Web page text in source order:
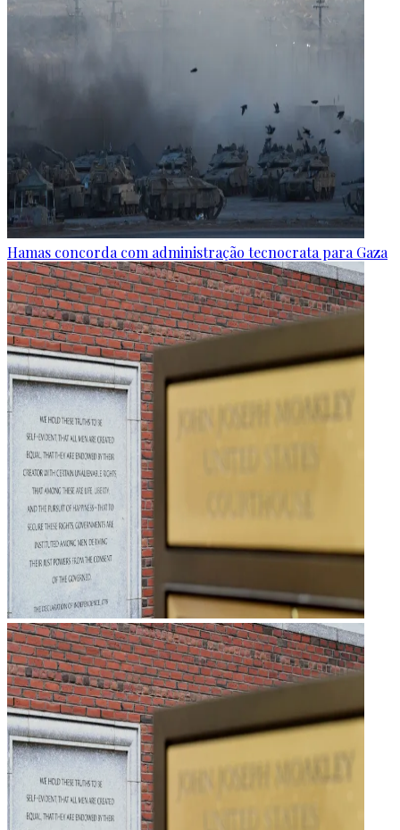
Hamas concorda com administração tecnocrata para Gaza